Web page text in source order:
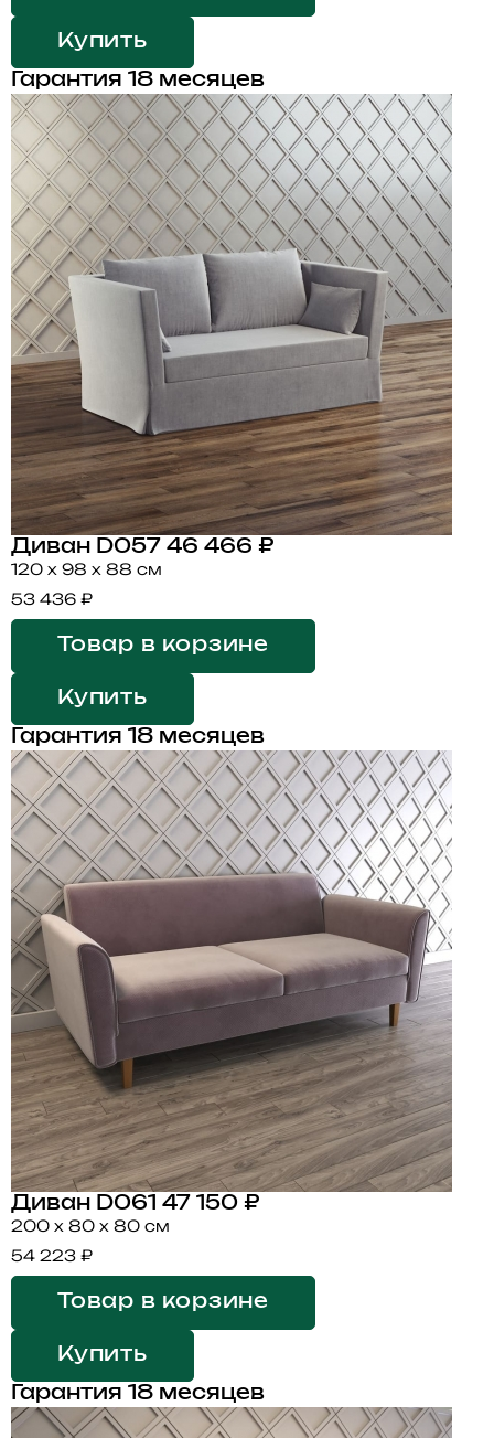
Купить
Гарантия 18 месяцев
Диван D057 46 466 ₽
120 x 98 x 88 см
53 436 ₽
Товар в корзине
Купить
Гарантия 18 месяцев
Диван D061 47 150 ₽
200 x 80 x 80 см
54 223 ₽
Товар в корзине
Купить
Гарантия 18 месяцев